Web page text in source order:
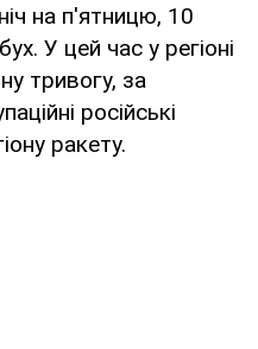
на п'ятницю, 10
У цей час у регіоні
тривогу, за
російські
ракету.